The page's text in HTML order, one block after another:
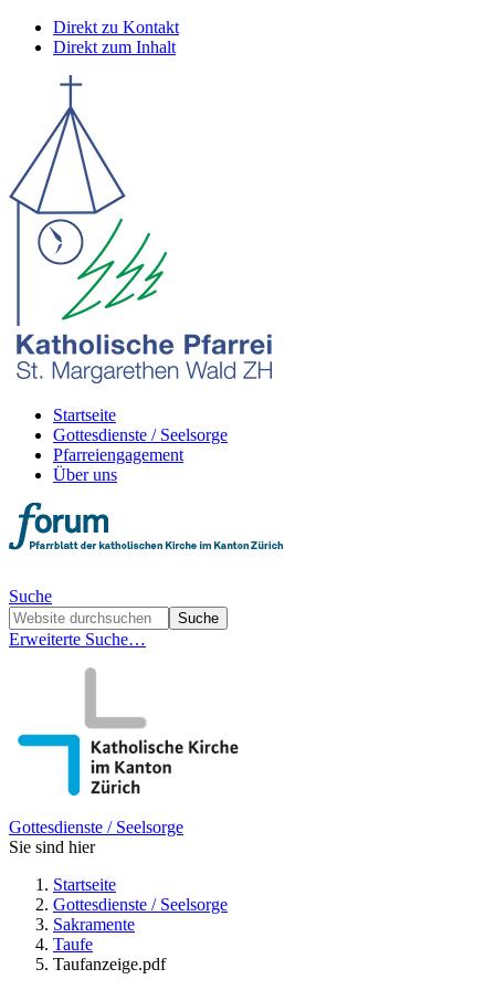
Direkt zu Kontakt
Direkt zum Inhalt
Startseite
Gottesdienste / Seelsorge
Pfarreiengagement
Über uns
Suche
Erweiterte Suche…
Gottesdienste / Seelsorge
Sie sind hier
Startseite
Gottesdienste / Seelsorge
Sakramente
Taufe
Taufanzeige.pdf